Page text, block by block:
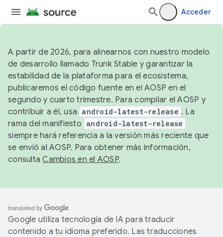
Acceder
A partir de 2026, para alinearnos con nuestro modelo
de desarrollo llamado Trunk Stable y garantizar la
estabilidad de la plataforma para el ecosistema,
publicaremos el código fuente en el AOSP en el
segundo y cuarto trimestre. Para compilar el AOSP y
contribuir a él, usa android-latest-release . La
rama del manifiesto android-latest-release
siempre hará referencia a la versión más reciente que
se envió al AOSP. Para obtener más información,
consultaCambios en el AOSP.
Google utiliza tecnología de IA para traducir
contenido a tu idioma preferido. Las traducciones